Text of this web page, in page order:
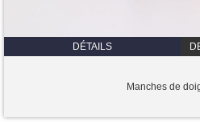
DÉTAILS
Manches de